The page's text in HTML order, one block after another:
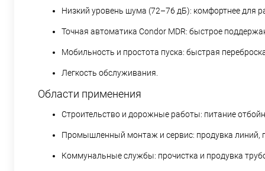
Низкий уровень шума (72–76 дБ): комфортнее для
Точная автоматика Condor MDR: быстрое
Мобильность и простота пуска: быстрая
Легкость обслуживания.
Области применения
Строительство и дорожные работы: питание
Промышленный монтаж и сервис: продувка линий,
Коммунальные службы: прочистка и продувка